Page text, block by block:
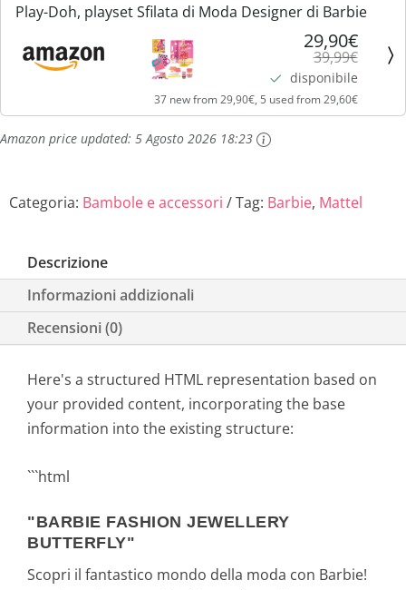
n
a
l
e
r
:
3
9
,
€
.
l
è
:
9
0
€
.
Play-Doh, playset Sfilata di Moda Designer di Barbie
29,90€
39,99€
disponibile
37 new from 29,90€, 5 used from 29,60€
Amazon price updated: 5 Agosto 2026 18:23
Categoria: Bambole e accessori Tag: Barbie, Mattel
Descrizione
Informazioni addizionali
Recensioni (0)
Here's a structured HTML representation based on
your provided content, incorporating the base
information into the existing structure:
```html
"BARBIE FASHION JEWELLERY
BUTTERFLY"
Scopri il fantastico mondo della moda con Barbie!